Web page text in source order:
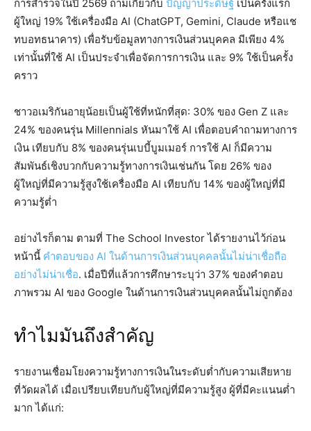
การสำรวจในปี 2569 ถามเกี่ยวกับ ปัญญาประดิษฐ์ เป็นครั้งแรก
ผู้ใหญ่ 19% ใช้เครื่องมือ AI (ChatGPT, Gemini, Claude หรือแช
ทบอทธนาคาร) เพื่อรับข้อมูลทางการเงินส่วนบุคคล มีเพียง 4%
เท่านั้นที่ใช้ AI เป็นประจำเพื่อจัดการการเงิน และ 9% ใช้เป็นครั้ง
คราว
ชาวอเมริกันอายุน้อยเป็นผู้ใช้ที่หนักที่สุด: 30% ของ Gen Z และ
24% ของคนรุ่น Millennials หันมาใช้ AI เพื่อตอบคำถามทางการ
เงิน เทียบกับ 8% ของคนรุ่นเบบี้บูมเมอร์ การใช้ AI ก็มีความ
สัมพันธ์เชิงบวกกับความรู้ทางการเงินเช่นกัน โดย 26% ของ
ผู้ใหญ่ที่มีความรู้สูงใช้เครื่องมือ AI เทียบกับ 14% ของผู้ใหญ่ที่มี
ความรู้ต่ำ
อย่างไรก็ตาม ตามที่ The School Investor ได้รายงานไว้ก่อน
หน้านี้ คำตอบของ AI ในด้านการเงินส่วนบุคคลนั้นไม่น่าเชื่อถือ
อย่างไม่น่าเชื่อ. เมื่อปีที่แล้วการศึกษาระบุว่า 37% ของคำตอบ
ภาพรวม AI ของ Google ในด้านการเงินส่วนบุคคลนั้นไม่ถูกต้อง
ทำไมมันถึงสำคัญ
รายงานเชื่อมโยงความรู้ทางการเงินในระดับต่ำกับความเสียหาย
ที่วัดผลได้ เมื่อเปรียบเทียบกับผู้ใหญ่ที่มีความรู้สูง ผู้ที่มีคะแนนต่ำ
มาก ได้แก่: